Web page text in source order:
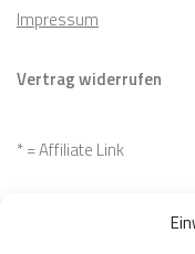
Impressum
Vertrag widerrufen
* = Affiliate Link